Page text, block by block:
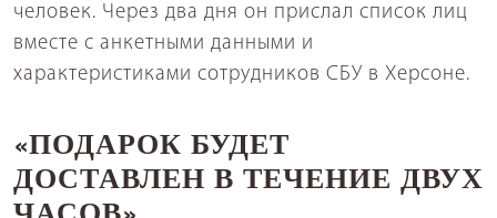
человек. Через два дня он прислал список лиц
вместе с анкетными данными и
характеристиками сотрудников СБУ в Херсоне.
«ПОДАРОК БУДЕТ
ДОСТАВЛЕН В ТЕЧЕНИЕ ДВУХ
ЧАСОВ»